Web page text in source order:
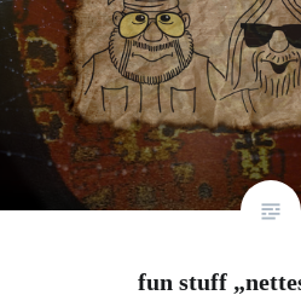
fun stuff